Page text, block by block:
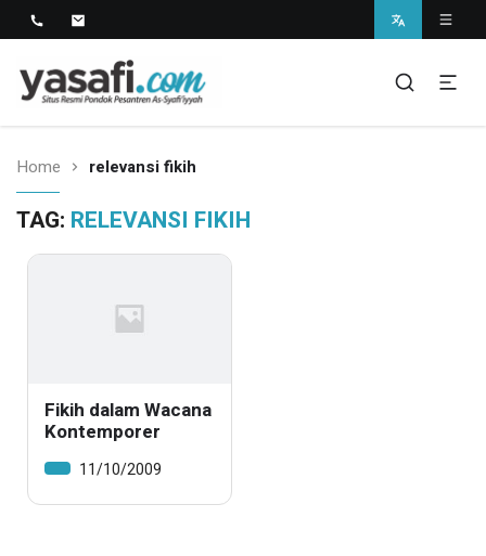
Home relevansi fikih
TAG: RELEVANSI FIKIH
Fikih dalam Wacana
Kontemporer
11/10/2009